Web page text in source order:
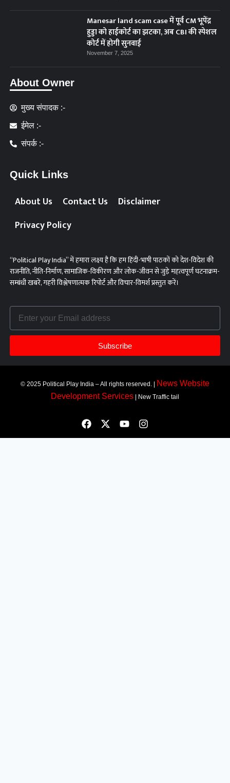
Manesar land scam case में पूर्व CM भूपेंद्र
हुड्डा को हाईकोर्ट का झटका, अब CBI की स्पेशल
कोर्ट में होगी सुनवाई
November 7, 2025
About Owner
मुख्य संपादक :-
ईमेल :-
संपर्क :-
Quick Links
About Us Contact Us
Disclaimer
Privacy Policy
“Political Play India” में हमारा लक्ष्य है कि हम हिंदी-भाषी पाठकों को देश-विदेश की
राजनीति, नीति-निर्माण, सामाजिक-विकीरण और लोक-जीवन से जुड़े महत्वपूर्ण घटनाक्रम-
सम्बंधी खबरें, गहरी विश्लेषणात्मक रिपोर्ट और विचार-विमर्श प्रस्तुत करें।
Subscribe
© 2025 Political Play India – All rights reserved. |
News Website
Development Services | New Traffic tail